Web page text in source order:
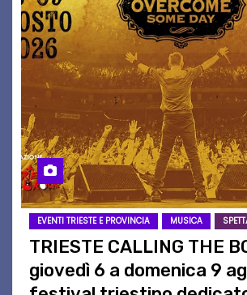
EVENTI TRIESTE E PROVINCIA MUSICA
TRIESTE CALLING THE
giovedì 6 a domenica 9